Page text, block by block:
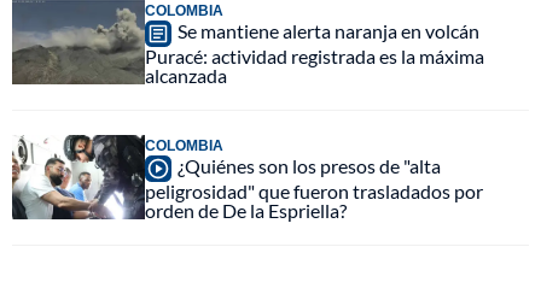
COLOMBIA
Se mantiene alerta naranja en volcán
Puracé: actividad registrada es la máxima
alcanzada
COLOMBIA
¿Quiénes son los presos de "alta
peligrosidad" que fueron trasladados por
orden de De la Espriella?